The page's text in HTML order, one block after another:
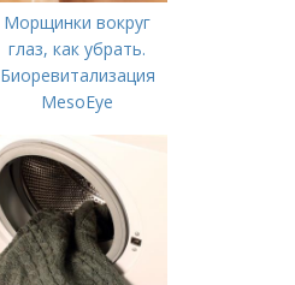
Морщинки вокруг
глаз, как убрать.
Биоревитализация
MesoEye